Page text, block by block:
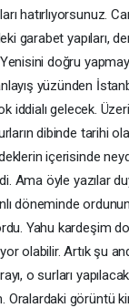
hatırlıyorsunuz.
garabet yapıları,
doğru
yüzünden
iddialı gelecek.
dibinde tarihi
içerisinde
Ama öyle yazılar
döneminde
Yahu kardeşim
olabilir. Artık şu
o surları
Oralardaki görüntü